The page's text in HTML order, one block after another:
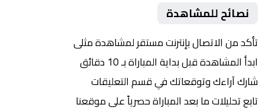
نصائح للمشاهدة
تأكد من الاتصال بإنترنت مستقر لمشاهدة مثلى
ابدأ المشاهدة قبل بداية المباراة بـ 10 دقائق
شارك آراءك وتوقعاتك في قسم التعليقات
تابع تحليلات ما بعد المباراة حصرياً على موقعنا